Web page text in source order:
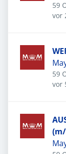
59
vor
59
vor